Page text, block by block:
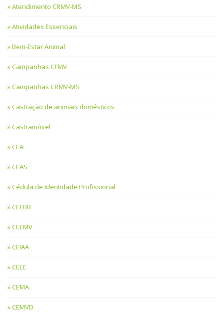
Atendimento CRMV-MS
Atividades Essenciais
Bem-Estar Animal
Campanhas CFMV
Campanhas CRMV-MS
Castração de animais domésticos
Castramóvel
CEA
CEAS
Cédula de Identidade Profissional
CEEBB
CEEMV
CEIAA
CELC
CEMA
CEMVD